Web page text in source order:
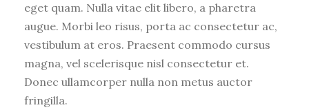
eget quam. Nulla vitae elit libero, a pharetra
augue. Morbi leo risus, porta ac consectetur ac,
vestibulum at eros. Praesent commodo cursus
magna, vel scelerisque nisl consectetur et.
Donec ullamcorper nulla non metus auctor
fringilla.